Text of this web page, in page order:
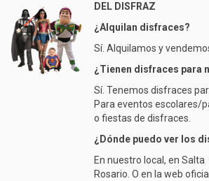
DEL DISFRAZ
¿Alquilan disfraces?
Sí. Alquilamos y
¿Tienen disfraces para
Sí. Tenemos disfraces
Para eventos escolares/
o fiestas de disfraces.
¿Dónde puedo ver los
En nuestro local, en Salta
Rosario. O en la web